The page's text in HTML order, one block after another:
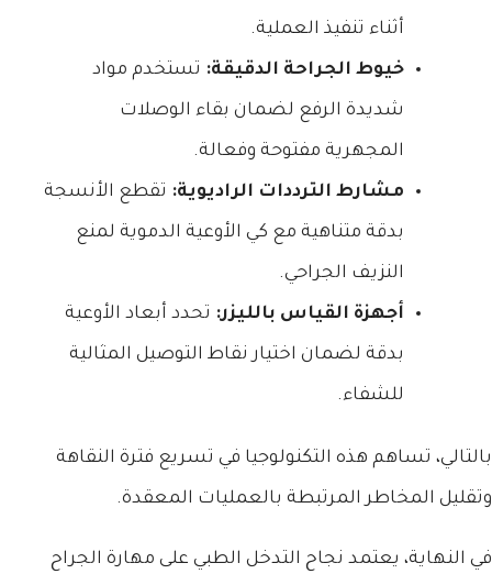
أثناء تنفيذ العملية.
خيوط الجراحة الدقيقة: تستخدم مواد
شديدة الرفع لضمان بقاء الوصلات
المجهرية مفتوحة وفعالة.
مشارط الترددات الراديوية: تقطع الأنسجة
بدقة متناهية مع كي الأوعية الدموية لمنع
النزيف الجراحي.
أجهزة القياس بالليزر: تحدد أبعاد الأوعية
بدقة لضمان اختيار نقاط التوصيل المثالية
للشفاء.
بالتالي، تساهم هذه التكنولوجيا في تسريع فترة النقاهة
وتقليل المخاطر المرتبطة بالعمليات المعقدة.
في النهاية، يعتمد نجاح التدخل الطبي على مهارة الجراح